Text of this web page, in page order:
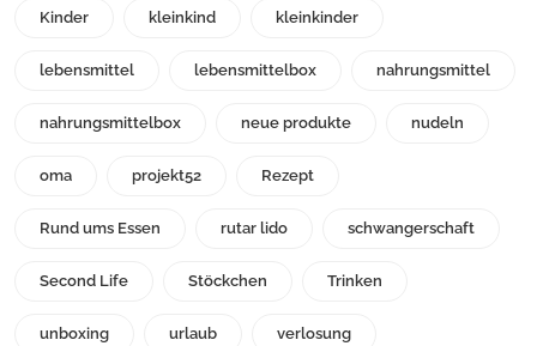
Kinder kleinkind kleinkinder
lebensmittel lebensmittelbox nahrungsmittel
nahrungsmittelbox neue produkte nudeln
oma projekt52 Rezept
Rund ums Essen rutar lido schwangerschaft
Second Life Stöckchen Trinken
unboxing urlaub verlosung